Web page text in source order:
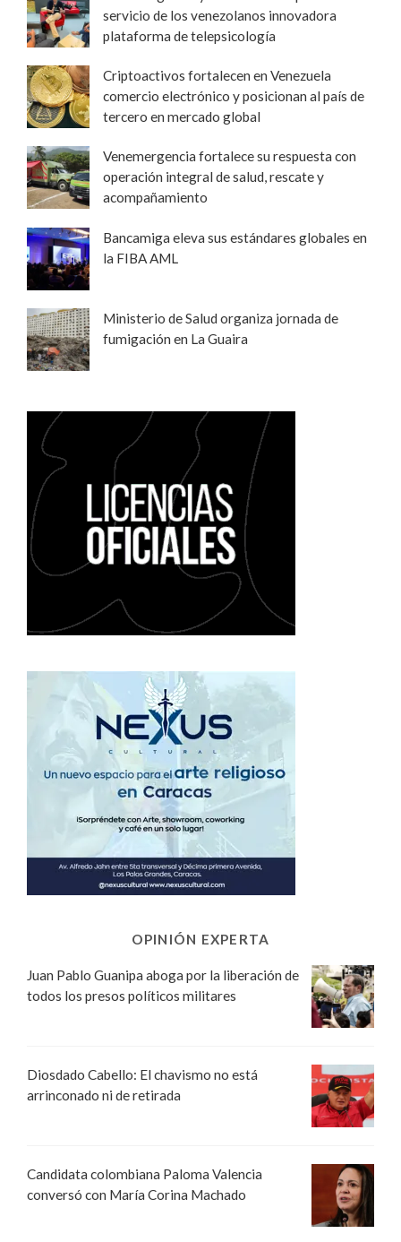
servicio de los venezolanos innovadora
plataforma de telepsicología
Criptoactivos fortalecen en Venezuela
comercio electrónico y posicionan al país de
tercero en mercado global
Venemergencia fortalece su respuesta con
operación integral de salud, rescate y
acompañamiento
Bancamiga eleva sus estándares globales en
la FIBA AML
Ministerio de Salud organiza jornada de
fumigación en La Guaira
OPINIÓN EXPERTA
Juan Pablo Guanipa aboga por la liberación de
todos los presos políticos militares
Diosdado Cabello: El chavismo no está
arrinconado ni de retirada
Candidata colombiana Paloma Valencia
conversó con María Corina Machado